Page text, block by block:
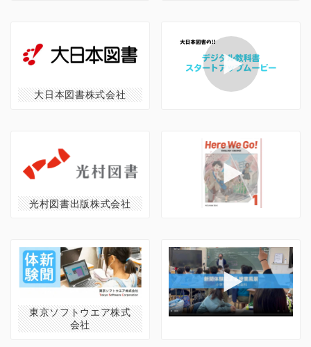
大日本図書株式会社
光村図書出版株式会社
東京ソフトウエア株式
会社